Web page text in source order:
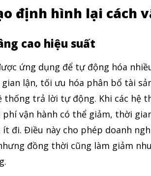
định hình lại cách
cao hiệu suất
ứng dụng để tự động hóa
lận, tối ưu hóa phân bổ tài
thống trả lời tự động. Khi các hệ
phí vận hành có thể giảm, thời
đi. Điều này cho phép doanh
đồng thời cũng làm giảm